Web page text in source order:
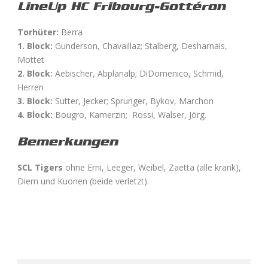
LineUp HC Fribourg-Gottéron
Torhüter: Berra
1. Block: Gunderson, Chavaillaz; Stalberg, Desharnais,
Mottet
2. Block: Aebischer, Abplanalp; DiDomenico, Schmid,
Herren
3. Block: Sutter, Jecker; Sprunger, Bykov, Marchon
4. Block: Bougro, Kamerzin; Rossi, Walser, Jörg.
Bemerkungen
SCL Tigers ohne Erni, Leeger, Weibel, Zaetta (alle krank),
Diem und Kuonen (beide verletzt).